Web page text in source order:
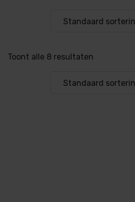
Toont alle 8 resultaten